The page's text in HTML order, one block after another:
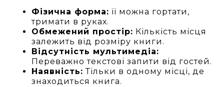
Фізична форма: її можна гортати,
тримати в руках.
Обмежений простір: Кількість місця
залежить від розміру книги.
Відсутність мультимедіа:
Переважно текстові запити від гостей.
Наявність: Тільки в одному місці, де
знаходиться книга.